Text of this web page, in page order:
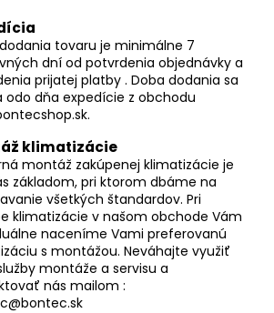
tovaru je minimálne 7
dní od potvrdenia objednávky a
prijatej platby . Doba dodania sa
odo dňa expedície z obchodu
klimatizácie
montáž zakúpenej klimatizácie je
základom, pri ktorom dbáme na
všetkých štandardov. Pri
klimatizácie v našom obchode Vám
naceníme Vami preferovanú
s montážou. Neváhajte využiť
montáže a servisu a
nás mailom :